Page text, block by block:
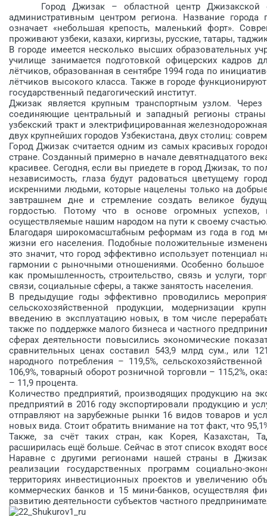
Город Джизак – областной центр Джизакской
административным центром региона. Название города
означает «небольшая крепость, маленький форт».
проживают узбеки, казахи, киргизы, русские, татары,
В городе имеется несколько высших образовательных
училище занимается подготовкой офицерских кадров
лётчиков, образованная в сентябре 1994 года по
лётчиков вы­сокого класса. Также в городе
государственный педагогичес­кий институт.
Джизак является крупным транспортным узлом.
соединяющие центральный и западный регионы
узбекский тракт и электрифицированная
двух крупнейших городов Узбекистана, двух столиц:
Город Джизак считается одним из самых красивых
стране. Созданный примерно в начале девятнадцатого
красивее. Сегодня, если вы приедете в город Джизак, то
независимость, глаза будут радоваться цветущему
искренними людьми, которые нацелены только на
завтрашнем дне и стремление создать великое
гордостью. Потому что в основе огромных
осуществляемые нашим народом на пути к своему
Благодаря широкомасштабным реформам из года в год
жизни его населения. Подобные положительные
это значит, что город эффективно использует потенциал
гармонии с рыночными отношениями. Особенно большое
как промышленность, строительство, связь и услуги,
связи, социальные сферы, а также занятость населения.
В предыдущие годы эффективно проводились
сельскохозяйственной продукции, модернизации
введению в эксплуатацию новых, в том числе
также по поддержке малого бизнеса и частного
сферах деятельности повысились экономические
сравнительных ценах составил 543,9 млрд сум., или
народного потребления – 119,5%,
106,9%, товарный оборот розничной торговли – 115,2%,
– 11,9 процента.
Количество предприятий, производящих продукцию на
предприятий в 2016 году экспортировали продукцию и
отправляют на зарубежные рынки 16 видов товаров и
новых вида. Стоит обратить внимание на тот факт, что
Также, за счёт таких стран, как Корея, Казахстан,
расширилась ещё больше. Сейчас в этот список входят
Наравне с другими регионами нашей страны в
реализации государственных программ социально-
территориях инвестиционных проектов и увеличению
коммерческих банков и 15 мини-банков, осуществляя
развитию деятельности субъектов частного